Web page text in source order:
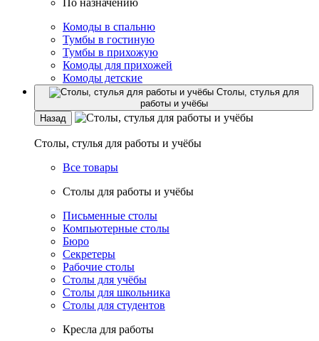
По назначению
Комоды в спальню
Тумбы в гостиную
Тумбы в прихожую
Комоды для прихожей
Комоды детские
Столы, стулья для
работы и учёбы
Назад
Столы, стулья для работы и учёбы
Все товары
Столы для работы и учёбы
Письменные столы
Компьютерные столы
Бюро
Секретеры
Рабочие столы
Столы для учёбы
Столы для школьника
Столы для студентов
Кресла для работы